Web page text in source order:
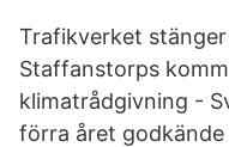
Trafikverket stänger
Staffanstorps
klimatrådgivning -
förra året